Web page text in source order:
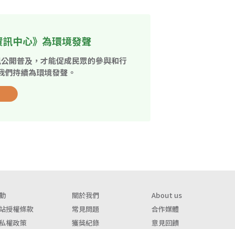
中心》為環境發聲
開普及，才能促成民眾的參與和行
持續為環境發聲。
關於我們
About us
授權條款 常見問題
合作媒體
權政策 獲獎紀錄 意見回饋